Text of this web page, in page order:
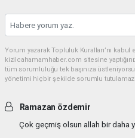
Yorum yazarak Topluluk Kuralları’nı
kizilcahamamhaber.com sitesine
tüm sorumluluğu tek başınıza
yönetimi hiçbir şekilde sorumlu tutulamaz.
Ramazan özdemir
Çok geçmiş olsun allah bir daha